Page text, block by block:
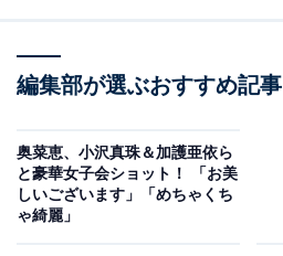
編集部が選ぶおすすめ記事
奥菜恵、小沢真珠＆加護亜依ら
と豪華女子会ショット！ 「お美
しいございます」「めちゃくち
ゃ綺麗」